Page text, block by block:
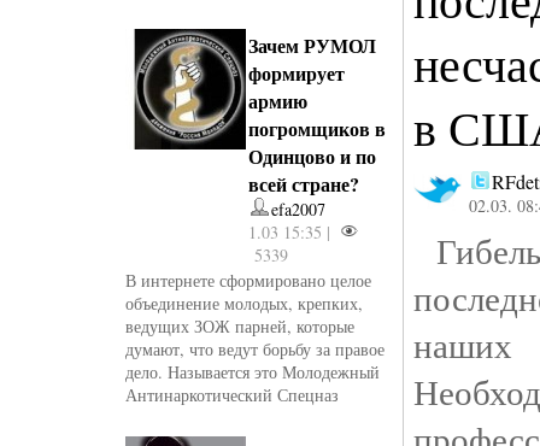
Зачем РУМОЛ
формирует
армию
погромщиков в
Одинцово и по
всей стране?
efa2007
1.03 15:35 |
5339
В интернете сформировано целое
объединение молодых, крепких,
ведущих ЗОЖ парней, которые
думают, что ведут борьбу за правое
дело. Называется это Молодежный
Антинаркотический Спецназ
в
02.03.